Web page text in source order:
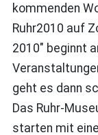
kommenden
Ruhr2010 auf
2010" beginnt
geht es dann
Das Ruhr-
starten mit